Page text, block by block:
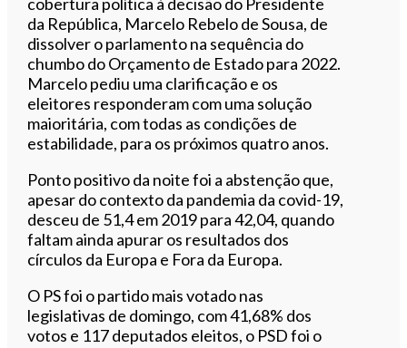
da República, Marcelo Rebelo de Sousa, de
dissolver o parlamento na sequência do
chumbo do Orçamento de Estado para 2022.
Marcelo pediu uma clarificação e os
eleitores responderam com uma solução
maioritária, com todas as condições de
estabilidade, para os próximos quatro anos.
Ponto positivo da noite foi a abstenção que,
apesar do contexto da pandemia da covid-19,
desceu de 51,4 em 2019 para 42,04, quando
faltam ainda apurar os resultados dos
círculos da Europa e Fora da Europa.
O PS foi o partido mais votado nas
legislativas de domingo, com 41,68% dos
votos e 117 deputados eleitos, o PSD foi o